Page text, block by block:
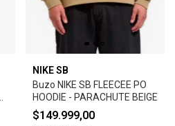
NIKE SB
Buzo NIKE SB FLEECEE PO
HOODIE - PARACHUTE BEIGE
$149.999,00